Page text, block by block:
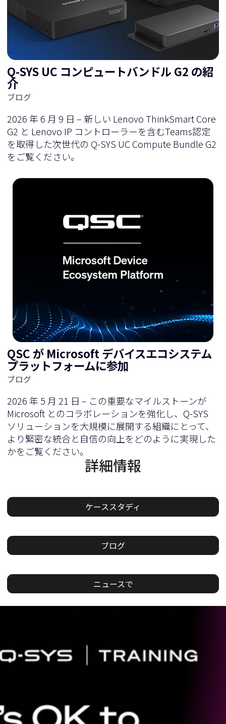
Q-SYS UC コンピュートバンドル G2 の紹
介
ブログ
2026 年 6 月 9 日 – 新しい Lenovo ThinkSmart Core
G2 と Lenovo IP コントローラーを含むTeams認定
を取得した次世代の Q-SYS UC Compute Bundle G2
をご覧ください。
QSC が Microsoft デバイスエコシステム
プラットフォームに参加
ブログ
2026 年 5 月 21 日 – この重要なマイルストーンが
Microsoft とのコラボレーションを強化し、Q-SYS
ソリューションを大規模に展開する組織にとって、
より緊密な統合と自信の向上をどのように実現した
かをご覧ください。
詳細情報
ケーススタディ
ブログ
ニュースで
ス
ド：
1